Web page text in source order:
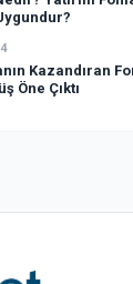
Kazandıran
Öne Çıktı